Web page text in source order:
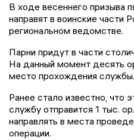
В ходе весеннего призыва
направят в воинские части
региональном ведомстве.
Парни придут в части
На данный момент десять
место прохождения службы.
Ранее стало известно, что
службу отправится 1 тыс.
направлять в места
операции.